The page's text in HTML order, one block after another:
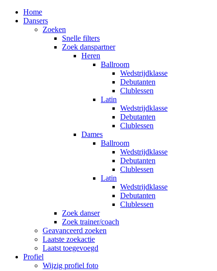
Home
Dansers
Zoeken
Snelle filters
Zoek danspartner
Heren
Ballroom
Wedstrijdklasse
Debutanten
Clublessen
Latin
Wedstrijdklasse
Debutanten
Clublessen
Dames
Ballroom
Wedstrijdklasse
Debutanten
Clublessen
Latin
Wedstrijdklasse
Debutanten
Clublessen
Zoek danser
Zoek trainer/coach
Geavanceerd zoeken
Laatste zoekactie
Laatst toegevoegd
Profiel
Wijzig profiel foto